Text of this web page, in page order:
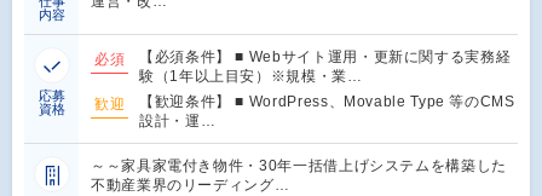
内容
応募
資格
必須
【必須条件】 ■ Webサイト運用・更新に関する実務経
験（1年以上目安）※規模・業…
歓迎
【歓迎条件】 ■ WordPress、Movable Type 等のCMS
設計・運…
～～家具家電付き物件・30年一括借上げシステムを構築した
不動産業界のリーディング…